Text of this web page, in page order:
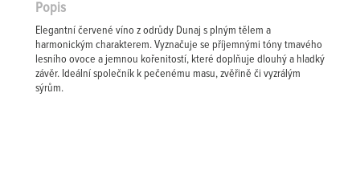
Popis
Elegantní červené víno z odrůdy Dunaj s plným tělem a
harmonickým charakterem. Vyznačuje se příjemnými tóny tmavého
lesního ovoce a jemnou kořenitostí, které doplňuje dlouhý a hladký
závěr. Ideální společník k pečenému masu, zvěřině či vyzrálým
sýrům.